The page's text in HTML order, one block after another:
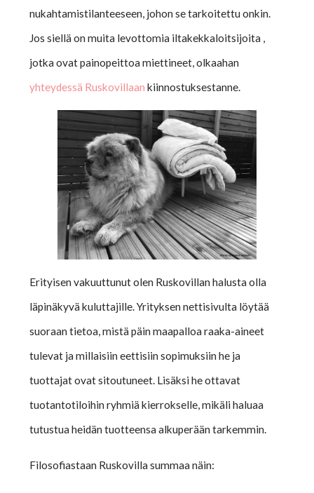
nukahtamistilanteeseen, johon se tarkoitettu onkin.
Jos siellä on muita levottomia iltakekkaloitsijoita ,
jotka ovat painopeittoa miettineet, olkaahan
yhteydessä Ruskovillaan kiinnostuksestanne.
Erityisen vakuuttunut olen Ruskovillan halusta olla
läpinäkyvä kuluttajille. Yrityksen nettisivulta löytää
suoraan tietoa, mistä päin maapalloa raaka-aineet
tulevat ja millaisiin eettisiin sopimuksiin he ja
tuottajat ovat sitoutuneet. Lisäksi he ottavat
tuotantotiloihin ryhmiä kierrokselle, mikäli haluaa
tutustua heidän tuotteensa alkuperään tarkemmin.
Filosofiastaan Ruskovilla summaa näin: